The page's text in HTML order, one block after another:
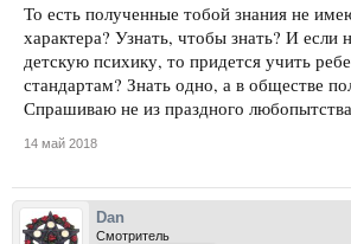
То есть полученные тобой знания не
характера? Узнать, чтобы знать? И если
детскую психику, то придется учить
стандартам? Знать одно, а в обществе
Спрашиваю не из праздного
14 май 2018
Dan
Смотритель